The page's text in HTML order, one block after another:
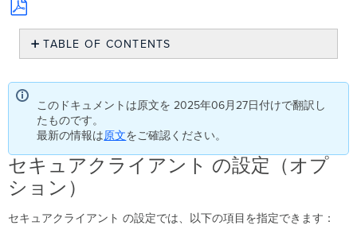
Save
PDF
TABLE OF CONTENTS
キ
ア
ク
ラ
イ
ア
ン
設
このドキュメントは原文を 2025年06月27日付けで翻訳し
たものです。
最新の情報は原文をご確認ください。
セキュアクライアント の設定（オプ
ション）
セキュアクライアント の設定では、以下の項目を指定できます：